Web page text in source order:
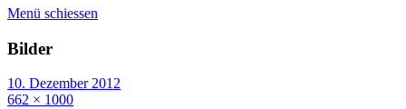
Menü schiessen
Bilder
10. Dezember 2012
662 × 1000